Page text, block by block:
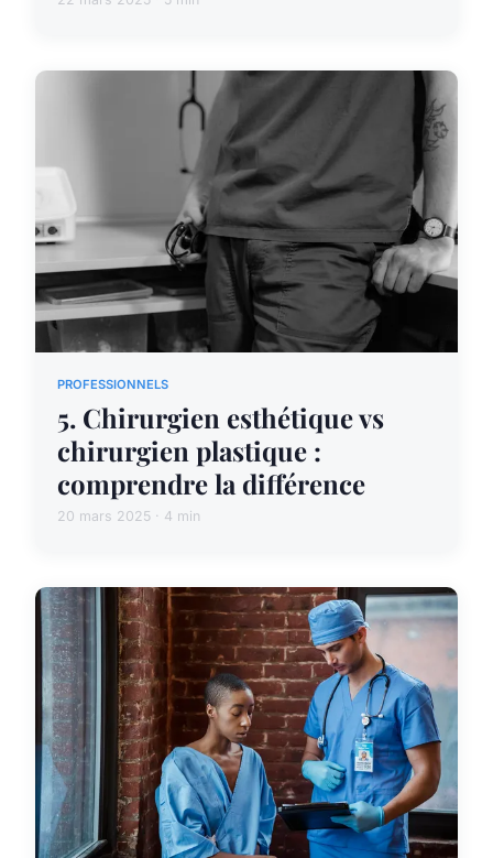
PROFESSIONNELS
5. Chirurgien esthétique vs
chirurgien plastique :
comprendre la différence
20 mars 2025 · 4 min